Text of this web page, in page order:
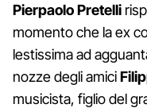
Pierpaolo Pretelli
momento che la ex
lestissima ad
nozze degli amici
musicista, figlio del